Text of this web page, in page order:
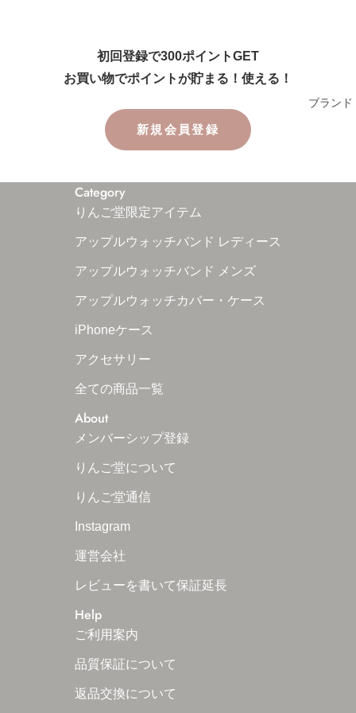
ブランド
初回登録で300ポイントGET
お買い物でポイントが貯まる！使える！
新規会員登録
Category
りんご堂限定アイテム
アップルウォッチバンド レディース
アップルウォッチバンド メンズ
アップルウォッチカバー・ケース
iPhoneケース
アクセサリー
全ての商品一覧
About
メンバーシップ登録
りんご堂について
りんご堂通信
Instagram
運営会社
レビューを書いて保証延長
Help
ご利用案内
品質保証について
返品交換について